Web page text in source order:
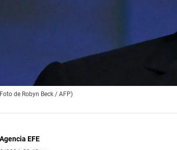
de Robyn Beck / AFP)
Agencia EFE